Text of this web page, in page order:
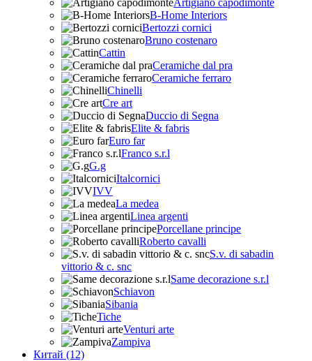
Artigiano capodimonte
B-Home Interiors
Bertozzi cornici
Bruno costenaro
Cattin
Ceramiche dal pra
Ceramiche ferraro
Chinelli
Cre art
Duccio di Segna
Elite & fabris
Euro far
Franco s.r.l
G.g
Italcornici
IVV
La medea
Linea argenti
Porcellane principe
Roberto cavalli
S.v. di sabadin
vittorio & c. snc
Same decorazione s.r.l
Schiavon
Sibania
Tiche
Venturi arte
Zampiva
Китай (12)